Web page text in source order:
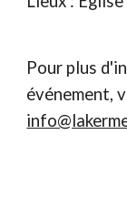
Pour plus
événement,